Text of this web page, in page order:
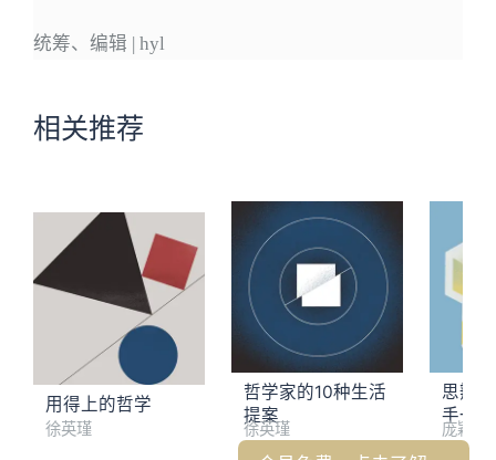
统筹、编辑 | hyl
相关推荐
用得上的哲学
徐英瑾
哲学家的10种生活
提案
徐英瑾
思辨
手一
庞颖